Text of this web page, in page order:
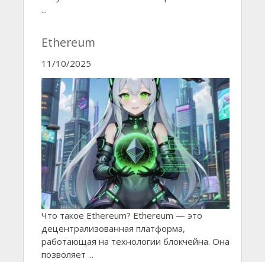
...
Ethereum
11/10/2025
Что такое Ethereum? Ethereum — это
децентрализованная платформа,
работающая на технологии блокчейна. Она
позволяет ...